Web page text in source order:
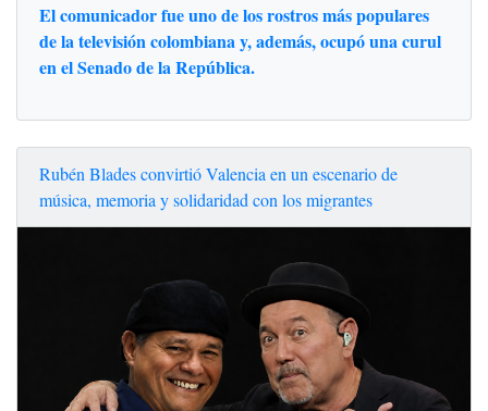
El comunicador fue uno de los rostros más populares
de la televisión colombiana y, además, ocupó una curul
en el Senado de la República.
Rubén Blades convirtió Valencia en un escenario de
música, memoria y solidaridad con los migrantes